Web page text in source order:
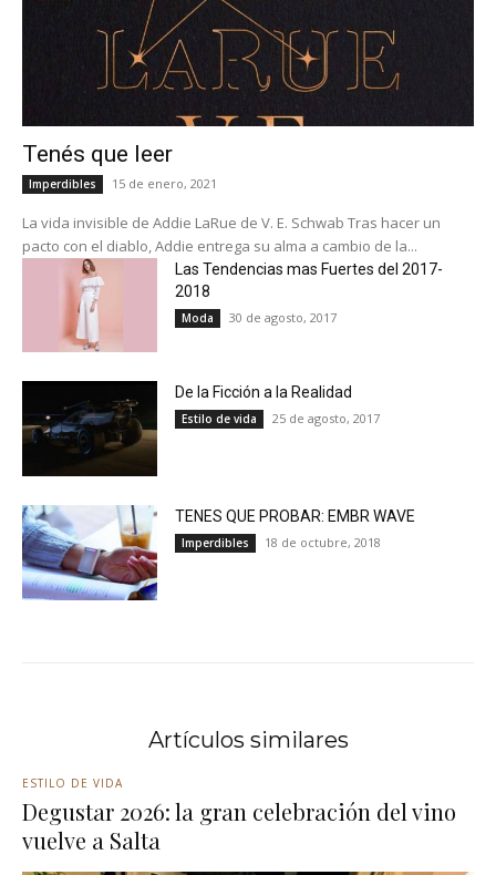
Tenés que leer
Imperdibles 15 de enero, 2021
La vida invisible de Addie LaRue de V. E. Schwab Tras hacer un
pacto con el diablo, Addie entrega su alma a cambio de la...
Las Tendencias mas Fuertes del 2017-
2018
Moda 30 de agosto, 2017
De la Ficción a la Realidad
Estilo de vida 25 de agosto, 2017
TENES QUE PROBAR: EMBR WAVE
Imperdibles 18 de octubre, 2018
Artículos similares
ESTILO DE VIDA
Degustar 2026: la gran celebración del vino
vuelve a Salta